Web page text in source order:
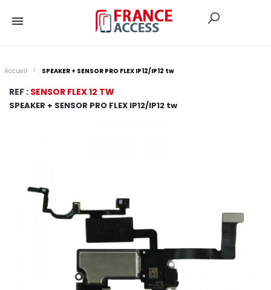
Accueil SPEAKER + SENSOR PRO FLEX IP12/IP12 tw
REF : SENSOR FLEX 12 TW
SPEAKER + SENSOR PRO FLEX IP12/IP12 tw